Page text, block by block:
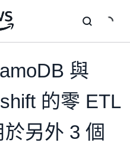
與
的零 ETL
另外 3 個